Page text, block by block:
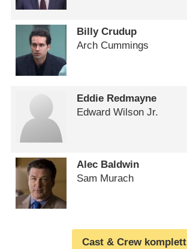
Billy Crudup
Arch Cummings
Eddie Redmayne
Edward Wilson Jr.
Alec Baldwin
Sam Murach
Cast & Crew komplett